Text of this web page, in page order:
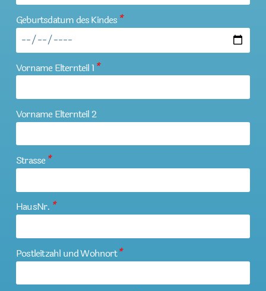
Geburtsdatum des Kindes *
Vorname Elternteil 1 *
Vorname Elternteil 2
Strasse*
HausNr. *
Postleitzahl und Wohnort*